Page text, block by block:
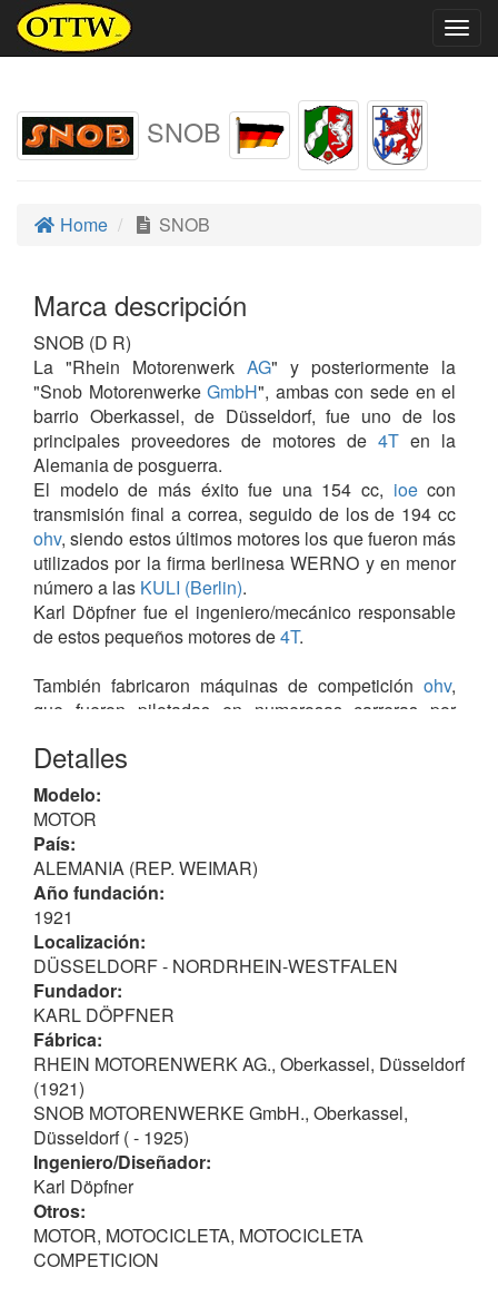
SNOB
Home SNOB
Marca descripción
SNOB (D R)
La "Rhein MotorenwerkAG" y posteriormente la
"Snob MotorenwerkeGmbH", ambas con sede en el
barrio Oberkassel, de Düsseldorf, fue uno de los
principales proveedores de motores de4T en la
Alemania de posguerra.
El modelo de más éxito fue una 154 cc, ioecon
transmisión final a correa, seguido de los de 194 cc
ohv, siendo estos últimos motores los que fueron más
utilizados por la firma berlinesa WERNO y en menor
número a las KULI (Berlin).
Karl Döpfner fue el ingeniero/mecánico responsable
de estos pequeños motores de4T.
También fabricaron máquinas de competiciónohv,
que fueron pilotadas en numerosas carreras por
BEKAMOy DKW, de
Detalles
Modelo:
MOTOR
País:
ALEMANIA (REP. WEIMAR)
Año fundación:
1921
Localización:
DÜSSELDORF - NORDRHEIN-WESTFALEN
Fundador:
KARL DÖPFNER
Fábrica:
RHEIN MOTORENWERK AG., Oberkassel, Düsseldorf
(1921)
SNOB MOTORENWERKE GmbH., Oberkassel,
Düsseldorf ( - 1925)
Ingeniero/Diseñador:
Karl Döpfner
Otros:
MOTOR, MOTOCICLETA, MOTOCICLETA
COMPETICION